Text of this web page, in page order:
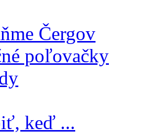
Čergov
poľovačky
keď ...